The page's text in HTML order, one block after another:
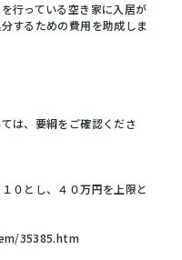
行っている空き家に入居が
するための費用を助成しま
は、要綱をご確認くださ
０とし、４０万円を上限と
35385.htm